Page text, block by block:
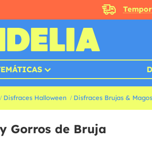
Disfraces Halloween Disfraces Brujas & Magos
Gorros de Bruja